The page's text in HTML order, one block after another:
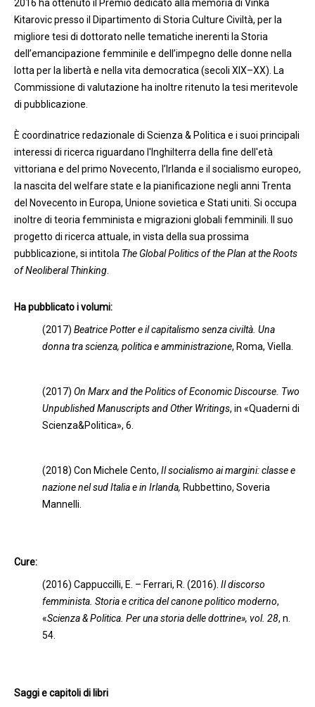
2016 ha ottenuto il Premio dedicato alla memoria di Vinka
Kitarovic presso il Dipartimento di Storia Culture Civiltà, per la
migliore tesi di dottorato nelle tematiche inerenti la Storia
dell’emancipazione femminile e dell’impegno delle donne nella
lotta per la libertà e nella vita democratica (secoli XIX–XX). La
Commissione di valutazione ha inoltre ritenuto la tesi meritevole
di pubblicazione.
È coordinatrice redazionale di Scienza & Politica e i suoi principali
interessi di ricerca riguardano l'Inghilterra della fine dell'età
vittoriana e del primo Novecento, l’Irlanda e il socialismo europeo,
la nascita del welfare state e la pianificazione negli anni Trenta
del Novecento in Europa, Unione sovietica e Stati uniti. Si occupa
inoltre di teoria femminista e migrazioni globali femminili. Il suo
progetto di ricerca attuale, in vista della sua prossima
pubblicazione, si intitola The Global Politics of the Plan at the Roots
of Neoliberal Thinking.
Ha pubblicato i volumi:
(2017) Beatrice Potter e il capitalismo senza civiltà. Una
donna tra scienza, politica e amministrazione, Roma, Viella.
(2017) On Marx and the Politics of Economic Discourse. Two
Unpublished Manuscripts and Other Writings, in «Quaderni di
Scienza&Politica», 6.
(2018) Con Michele Cento, Il socialismo ai margini: classe e
nazione nel sud Italia e in Irlanda, Rubbettino, Soveria
Mannelli.
Cure:
(2016) Cappuccilli, E. – Ferrari, R. (2016). Il discorso
femminista. Storia e critica del canone politico moderno,
«Scienza & Politica. Per una storia delle dottrine», vol. 28, n.
54.
Saggi e capitoli di libri